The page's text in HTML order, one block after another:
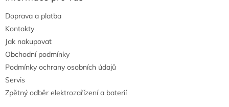
Doprava a platba
Kontakty
Jak nakupovat
Obchodní podmínky
Podmínky ochrany osobních údajů
Servis
Zpětný odběr elektrozařízení a baterií